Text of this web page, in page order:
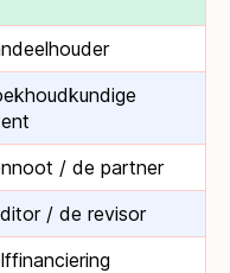
/ de partner
/ de revisor